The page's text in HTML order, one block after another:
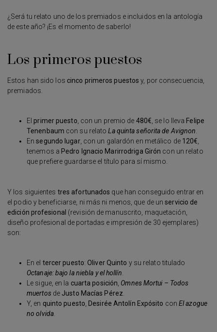
¿Será tu relato uno de los premiados e incluidos en la antología
de este año? ¡Es el momento de saberlo!
Los primeros puestos
Estos han sido los cinco primeros puestos y, por consecuencia,
premiados.
Elprimer puesto, con un premio de 480€, se lo lleva Felipe
Tenenbaum con su relatoLa quinta señorita de Avignon.
Ensegundo lugar, con un galardón en metálico de 120€,
tenemos a Pedro Ignacio Marirrodriga Girón con un relato
que prefiere guardarse el título para sí mismo.
Y los siguientes tres afortunados que han conseguido entrar en
el podio y beneficiarse, ni más ni menos, que de unservicio de
edición profesional (revisión de manuscrito, maquetación,
diseño profesional de portadas e impresión de 30 ejemplares)
son:
En el tercer puesto:Oliver Quinto y su relato titulado
Octanaje: bajo la niebla y el hollín.
Le sigue, en la cuarta posición, Omnes Mortui – Todos
muertosde Justo Macías Pérez.
Y, en quinto puesto, Desirée Antolín Expósito conEl azogue
no olvida.